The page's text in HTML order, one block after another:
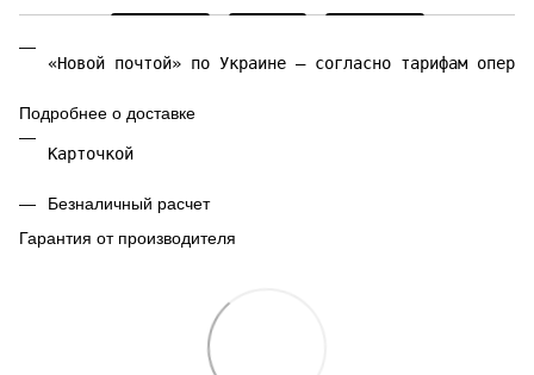
«Новой почтой» по Украине — согласно тарифам
Подробнее о доставке
Карточкой
Безналичный расчет
Гарантия от производителя